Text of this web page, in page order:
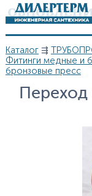
Перейти к
Вы здесь
Каталог⇶
Фитинги медные и
бронзовые пресс